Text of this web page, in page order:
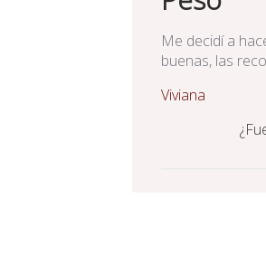
Me decidí a
buenas, las
Viviana